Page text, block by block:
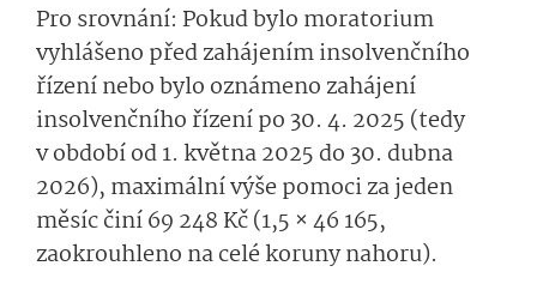
Pro srovnání: Pokud bylo moratorium
vyhlášeno před zahájením insolvenčního
řízení nebo bylo oznámeno zahájení
insolvenčního řízení po 30. 4. 2025 (tedy
v období od 1. května 2025 do 30. dubna
2026), maximální výše pomoci za jeden
měsíc činí 69 248 Kč (1,5 × 46 165,
zaokrouhleno na celé koruny nahoru).